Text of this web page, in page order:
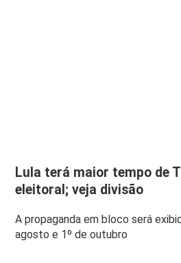
Lula terá maior tempo de
eleitoral; veja divisão
A propaganda em bloco será
agosto e 1º de outubro